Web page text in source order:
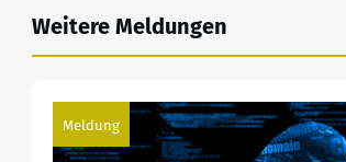
Weitere Meldungen
Meldung